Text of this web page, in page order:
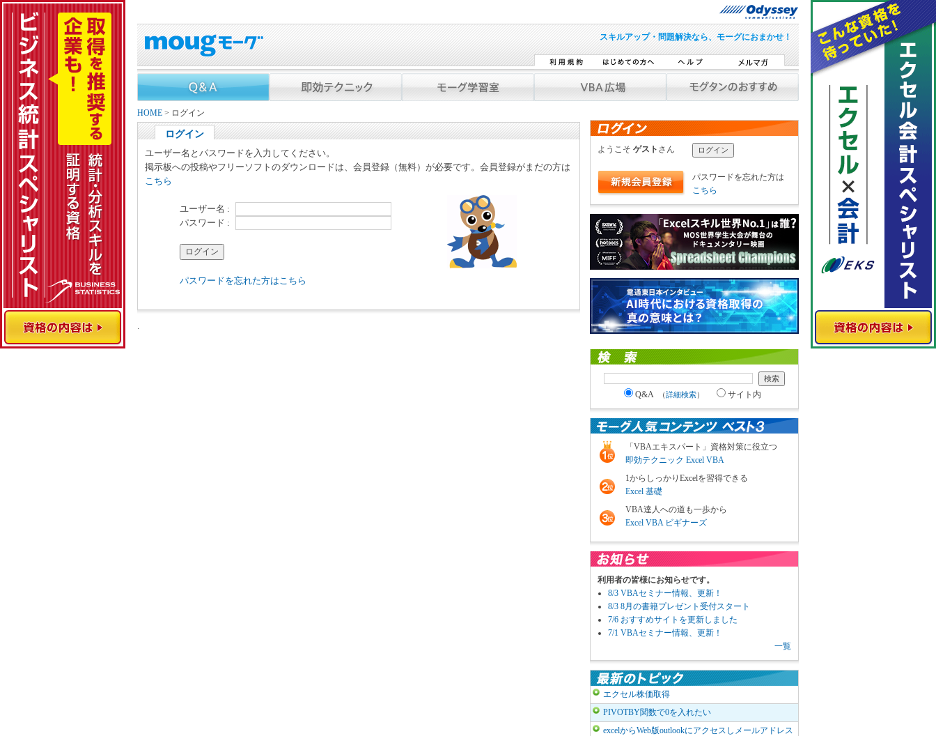
スキルアップ・問題解決なら、モーグにおまかせ！
HOME > ログイン
ログイン
ユーザー名とパスワードを入力してください。
掲示板への投稿やフリーソフトのダウンロードは、会員登録（無料）が必要です。会員登録がまだの方は
こちら
ユーザー名 :
パスワード :
パスワードを忘れた方はこちら
ようこそ ゲスト さん
パスワードを忘れた方は
こちら
Q&A （詳細検索） サイト内
「VBAエキスパート」資格対策に役立つ
即効テクニック Excel VBA
1からしっかりExcelを習得できる
Excel 基礎
VBA達人への道も一歩から
Excel VBA ビギナーズ
利用者の皆様にお知らせです。
8/3 VBAセミナー情報、更新！
8/3 8月の書籍プレゼント受付スタート
7/6 おすすめサイトを更新しました
7/1 VBAセミナー情報、更新！
一覧
エクセル株価取得
PIVOTBY関数で0を入れたい
excelからWeb版outlookにアクセスしメールアドレス